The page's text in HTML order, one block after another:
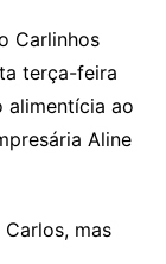
Carlinhos
terça-feira
alimentícia ao
Aline
mas